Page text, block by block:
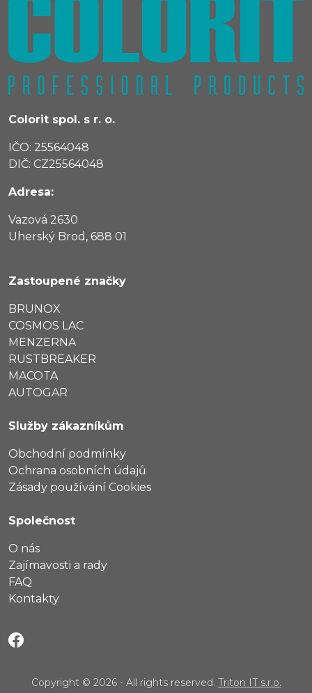
Colorit spol. s r. o.
IČO: 25564048
DIČ: CZ25564048
Adresa:
Vazová 2630
Uherský Brod, 688 01
Zastoupené značky
BRUNOX
COSMOS LAC
MENZERNA
RUSTBREAKER
MACOTA
AUTOGAR
Služby zákazníkům
Obchodní podmínky
Ochrana osobních údajů
Zásady používání Cookies
Společnost
O nás
Zajímavosti a rady
FAQ
Kontakty
Copyright © 2026 - All rights reserved. Triton IT s.r.o.